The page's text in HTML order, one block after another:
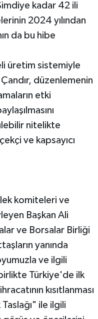
kadar 42 ili
2024 yılından
da bu hibe
üretim sistemiyle
düzenlemenin
etki
nitelikte
ve kapsayıcı
komiteleri ve
Başkan Ali
ve Borsalar Birliği
yanında
ve ilgili
Türkiye'de ilk
kısıtlanması
ile ilgili